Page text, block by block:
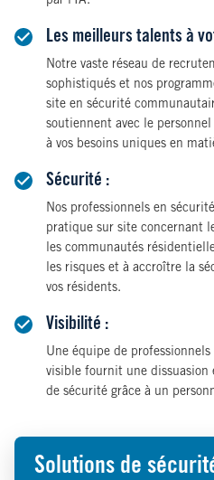
Solutions de
Les meilleurs talents à
Notre vaste réseau de
sophistiqués et nos
site en sécurité
soutiennent avec le
à vos besoins uniques en
Sécurité :
Nos professionnels en
pratique sur site concernant
les communautés
les risques et à accroître la
vos résidents.
Visibilité :
Une équipe de
visible fournit une
de sécurité grâce à un